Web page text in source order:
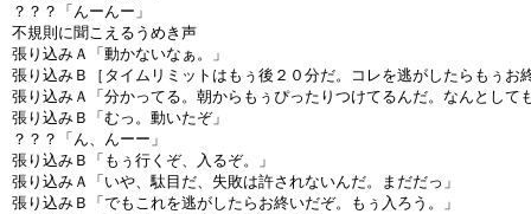
？？？「んーんー」
不規則に聞こえるうめき声
張り込みＡ「動かないなぁ。」
張り込みＢ［タイムリミットはもぅ後２０分だ。コレを逃がしたらもぅお
張り込みＡ「分かってる。朝からもぅぴったりつけてるんだ。なんとして
張り込みＢ「むっ。動いたぞ」
？？？「ん、んーー」
張り込みＢ「もぅ行くぞ、入るぞ。」
張り込みＡ「いや、駄目だ、失敗は許されないんだ。まだだっ」
張り込みＢ「でもこれを逃がしたらお終いだぞ。もぅ入ろう。」